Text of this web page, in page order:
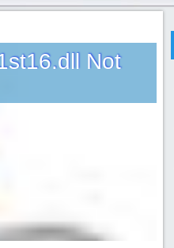
Not